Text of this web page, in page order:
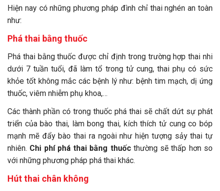
Hiện nay có những phương pháp đình chỉ thai nghén an toàn
như:
Phá thai bằng thuốc
Phá thai bằng thuốc được chỉ định trong trường hợp thai nhi
dưới 7 tuần tuổi, đã làm tổ trong tử cung, thai phụ có sức
khỏe tốt không mắc các bệnh lý như: bệnh tim mạch, dị ứng
thuốc, viêm nhiễm phụ khoa,…
Các thành phần có trong thuốc phá thai sẽ chất dứt sự phát
triển của bào thai, làm bong thai, kích thích tử cung co bóp
mạnh mẽ đẩy bào thai ra ngoài như hiện tượng sảy thai tự
nhiên. Chi phí phá thai bằng thuốcthường sẽ thấp hơn so
với những phương pháp phá thai khác.
Hút thai chân không